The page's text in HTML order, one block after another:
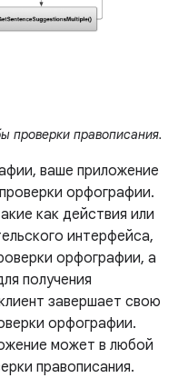
проверки правописания.
ваше приложение
орфографии.
как действия или
интерфейса,
орфографии, а
получения
завершает свою
орфографии.
может в любой
правописания.